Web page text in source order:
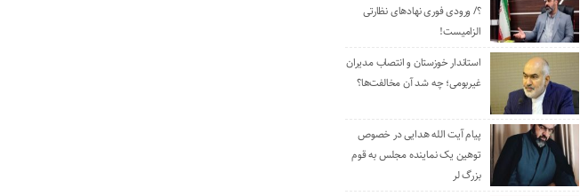
؟/ ورودی فوری نهادهای نظارتی
الزامیست!
استاندار خوزستان و انتصاب مدیران
غیربومی؛ چه شد آن مخالفت‌ها؟
پیام آیت الله هدایی در خصوص
توهین یک نماینده مجلس به قوم
بزرگ لر